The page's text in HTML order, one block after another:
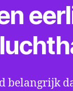
belangrijk